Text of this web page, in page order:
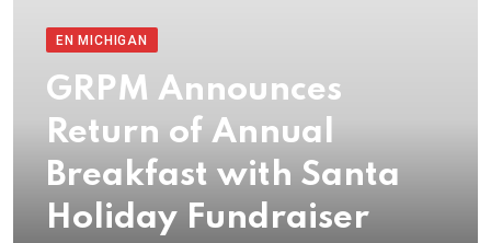
EN MICHIGAN
GRPM Announces
Return of Annual
Breakfast with Santa
Holiday Fundraiser